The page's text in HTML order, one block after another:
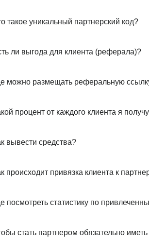
такое уникальный партнерский код?
ли выгода для клиента (реферала)?
можно размещать реферальную
процент от каждого клиента я
вывести средства?
происходит привязка клиента к
посмотреть статистику по
стать партнером обязательно